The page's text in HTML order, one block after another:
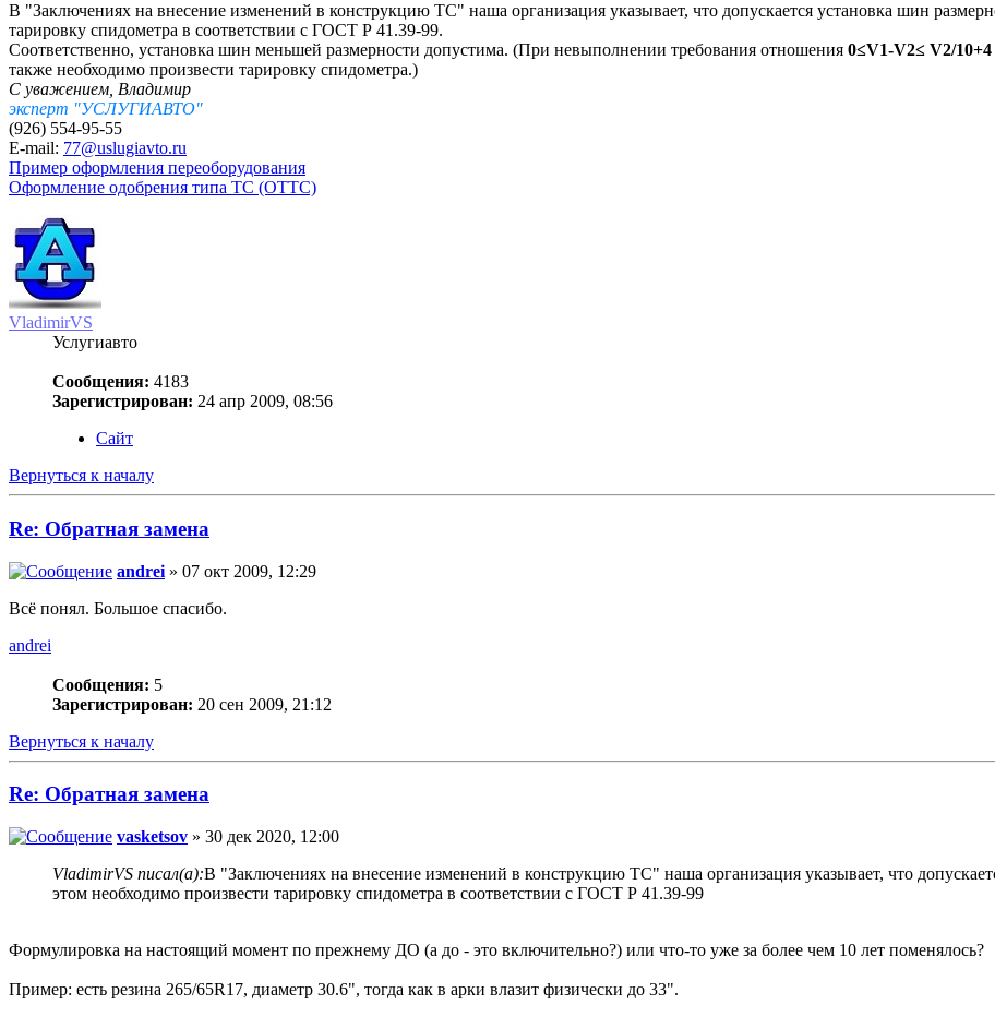
В "Заключениях на внесение изменений в конструкцию ТС" наша организация указывает, что допускается установка шин
тарировку спидометра в соответствии с ГОСТ Р 41.39-99.
Соответственно, установка шин меньшей размерности допустима. (При невыполнении требования отношения 0≤V1-V2≤ V2/
также необходимо произвести тарировку спидометра.)
С уважением, Владимир
эксперт "УСЛУГИАВТО"
(926) 554-95-55
E-mail: 77@uslugiavto.ru
Пример оформления переоборудования
Оформление одобрения типа ТС (ОТТС)
VladimirVS
Услугиавто
Сообщения: 4183
Зарегистрирован: 24 апр 2009, 08:56
Сайт
Вернуться к началу
Re: Обратная замена
andrei » 07 окт 2009, 12:29
Всё понял. Большое спасибо.
andrei
Сообщения: 5
Зарегистрирован: 20 сен 2009, 21:12
Вернуться к началу
Re: Обратная замена
vasketsov » 30 дек 2020, 12:00
VladimirVS писал(а):В "Заключениях на внесение изменений в конструкцию ТС" наша организация указывает, что
этом необходимо произвести тарировку спидометра в соответствии с ГОСТ Р 41.39-99
Формулировка на настоящий момент по прежнему ДО (а до - это включительно?) или что-то уже за более чем 10 лет поменялось?
Пример: есть резина 265/65R17, диаметр 30.6", тогда как в арки влазит физически до 33".